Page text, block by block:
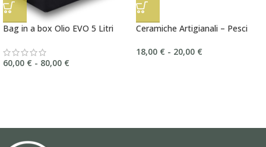
Bag in a box Olio EVO 5 Litri
60,00 € - 80,00 €
Ceramiche Artigianali – Pesci
18,00 € - 20,00 €